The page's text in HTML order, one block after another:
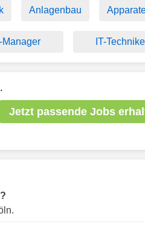
Anlagenbau
Manager IT-
Jetzt passende Jobs